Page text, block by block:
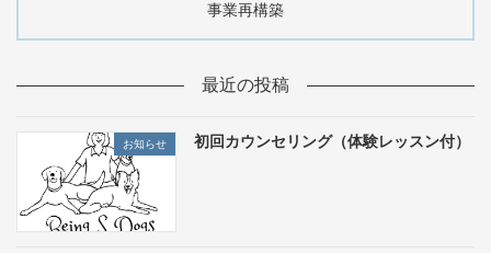
事業再構築
最近の投稿
お知らせ 初回カウンセリング（体験レッスン付）